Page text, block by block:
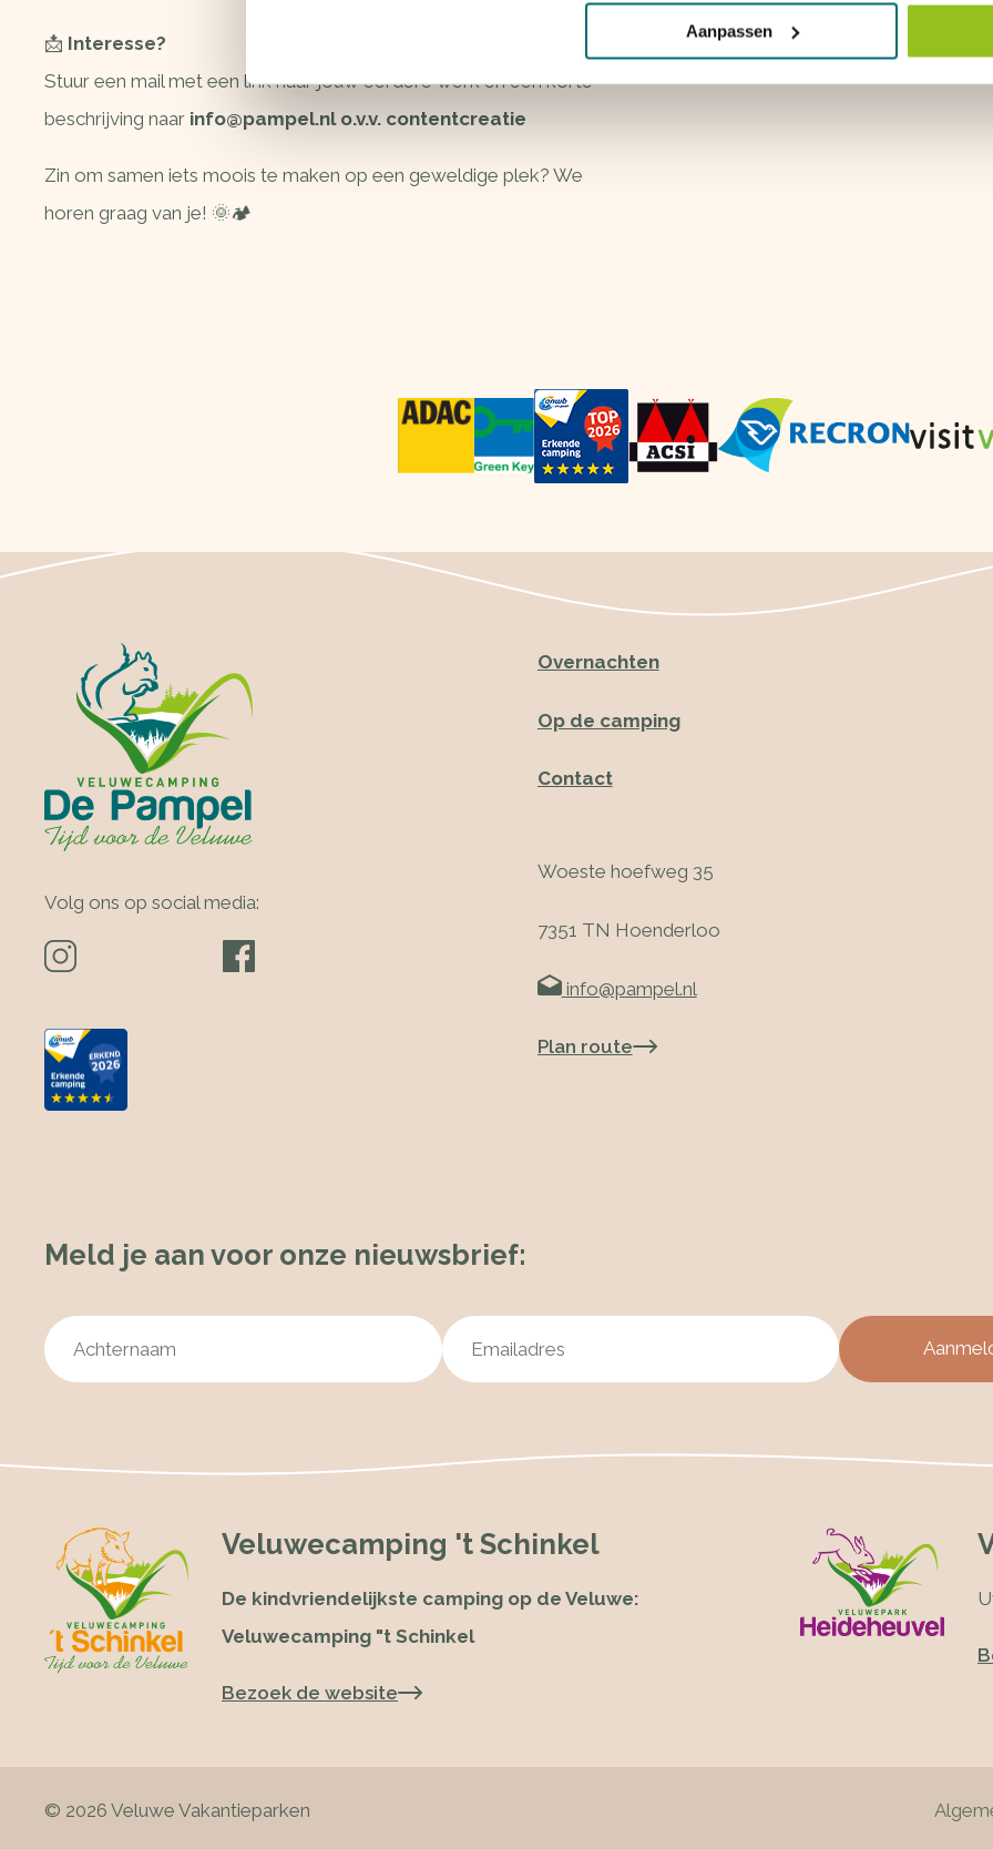
Aanpassen
📩 Interesse?
Stuur een mail met een link naar jouw eerdere werk en een korte
beschrijving naar info@pampel.nlo.v.v. contentcreatie
Zin om samen iets moois te maken op een geweldige plek? We
horen graag van je! 🌞🏕️
Volg ons op social media:
Overnachten
Op de camping
Contact
Woeste hoefweg 35
7351 TN Hoenderloo
info@pampel.nl
Plan route
Meld je aan voor onze nieuwsbrief:
Veluwecamping 't Schinkel
De kindvriendelijkste camping op de Veluwe:
Veluwecamping "t Schinkel
Bezoek de website
© 2026 Veluwe Vakantieparken